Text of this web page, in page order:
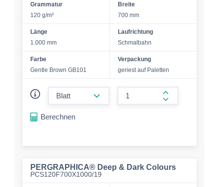
Grammatur
120 g/m²
Breite
700 mm
Länge
1.000 mm
Laufrichtung
Schmalbahn
Farbe
Gentle Brown GB101
Verpackung
geriest auf Paletten
form.increase-
Berechnen
PERGRAPHICA® Deep & Dark Colours
PCS120F700X1000/19